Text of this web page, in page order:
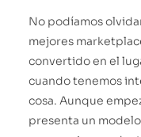
No podíamos
mejores
convertido en el
cuando tenemos
cosa. Aunque
presenta un